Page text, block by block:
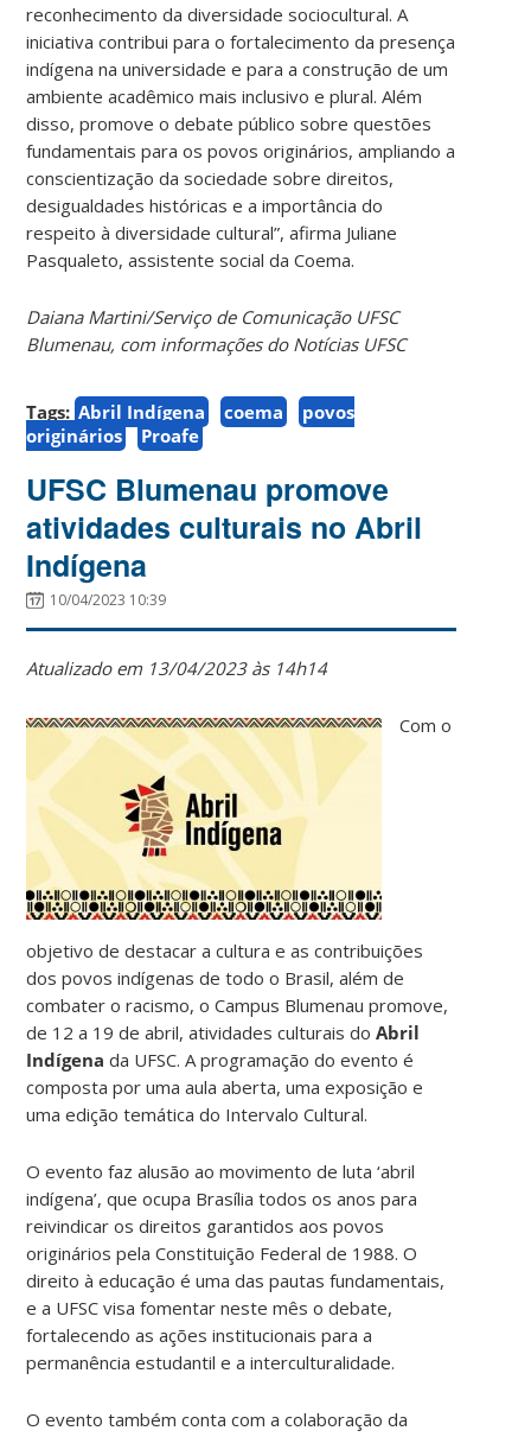
reconhecimento da diversidade sociocultural. A
iniciativa contribui para o fortalecimento da presença
indígena na universidade e para a construção de um
ambiente acadêmico mais inclusivo e plural. Além
disso, promove o debate público sobre questões
fundamentais para os povos originários, ampliando a
conscientização da sociedade sobre direitos,
desigualdades históricas e a importância do
respeito à diversidade cultural”, afirma Juliane
Pasqualeto, assistente social da Coema.
Daiana Martini/Serviço de Comunicação UFSC
Blumenau, com informações do Notícias UFSC
Tags: Abril Indígena coema
povos
originários
Proafe
UFSC Blumenau promove
atividades culturais no Abril
Indígena
10/04/2023 10:39
Atualizado em 13/04/2023 às 14h14
Com o
objetivo de destacar a cultura e as contribuições
dos povos indígenas de todo o Brasil, além de
combater o racismo, o Campus Blumenau promove,
de 12 a 19 de abril, atividades culturais doAbril
Indígena da UFSC. A programação do evento é
composta por uma aula aberta, uma exposição e
uma edição temática do Intervalo Cultural.
O evento faz alusão ao movimento de luta ‘abril
indígena’, que ocupa Brasília todos os anos para
reivindicar os direitos garantidos aos povos
originários pela Constituição Federal de 1988. O
direito à educação é uma das pautas fundamentais,
e a UFSC visa fomentar neste mês o debate,
fortalecendo as ações institucionais para a
permanência estudantil e a interculturalidade.
O evento também conta com a colaboração da